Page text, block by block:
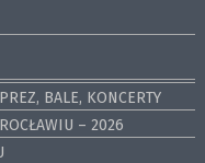
BALE, KONCERTY
– 2026